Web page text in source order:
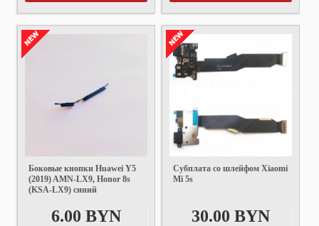
Боковые кнопки Huawei Y5
(2019) AMN-LX9, Honor 8s
(KSA-LX9) синий
6.00 BYN
Субплата со шлейфом Xiaomi
Mi 5s
30.00 BYN